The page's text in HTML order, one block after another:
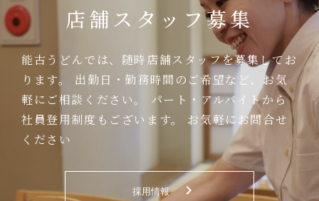
店舗スタッフ募集
能古うどんでは、随時店舗スタッフを募集してお
ります。
出勤日・勤務時間のご希望など、お気
軽にご相談ください。
パート・アルバイトから
社員登用制度もございます。
お気軽にお問合せ
ください
採用情報 keyboard_arrow_right